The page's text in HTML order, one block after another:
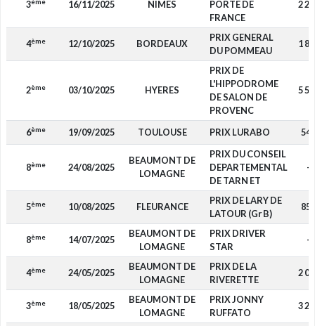
3ème 16/11/2025 NIMES
PORTE DE
FRANCE
2
4ème 12/10/2025 BORDEAUX
PRIX GENERAL
DU POMMEAU
1
2ème 03/10/2025 HYERES
PRIX DE
L'HIPPODROME
DE SALON DE
PROVENC
5
6ème 19/09/2025 TOULOUSE PRIX LURABO 540
8ème 24/08/2025
BEAUMONT DE
LOMAGNE
PRIX DU CONSEIL
DEPARTEMENTAL
DE TARN ET
-
5ème 10/08/2025 FLEURANCE
PRIX DE LARY DE
LATOUR (Gr B)
850
8ème 14/07/2025
BEAUMONT DE
LOMAGNE
PRIX DRIVER
STAR
-
4ème 24/05/2025
BEAUMONT DE
LOMAGNE
PRIX DE LA
RIVERETTE
2
3ème 18/05/2025
BEAUMONT DE
LOMAGNE
PRIX JONNY
RUFFATO
3